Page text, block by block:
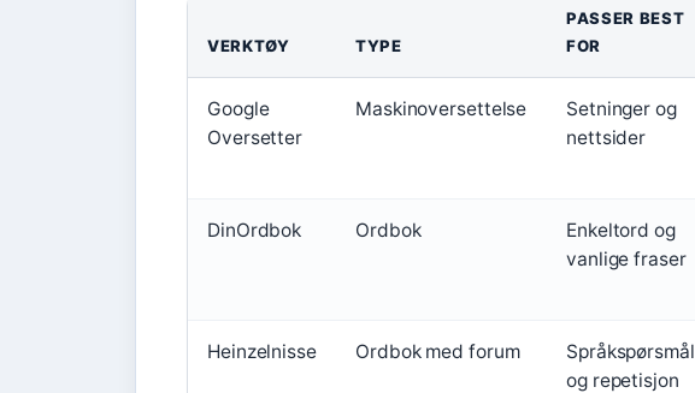
VERKTØY TYPE
PASSER BEST
FOR
Google
Oversetter
Maskinoversettelse
Setninger og
nettsider
DinOrdbok Ordbok
Enkeltord og
vanlige fraser
Heinzelnisse Ordbok med forum
Språkspørsmål
og repetisjon